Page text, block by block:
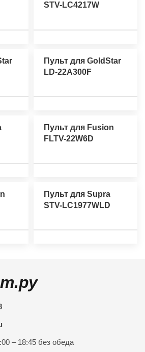
STV-LC4217W
Пульт для GoldStar
LD-22A300F
Пульт для Fusion
FLTV-22W6D
Пульт для Supra
STV-LC1977WLD
– 18:45 без обеда